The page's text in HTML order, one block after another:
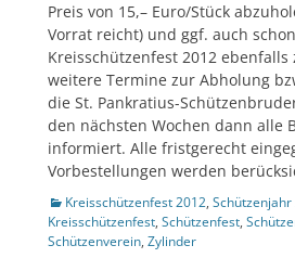
Preis von 15,– Euro/Stück
Vorrat reicht) und ggf. auch
Kreisschützenfest 2012
weitere Termine zur Abholung
die St. Pankratius-
den nächsten Wochen dann alle
informiert. Alle fristgerecht
Vorbestellungen werden
Kategorien
Kreisschützenfest 2012, Schützenjahr
Kreisschützenfest, Schützenfest,
Schützenverein, Zylinder